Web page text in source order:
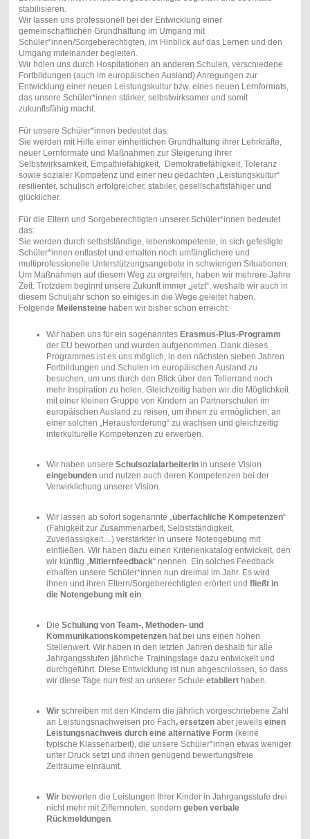
stabilisieren.
Wir lassen uns professionell bei der Entwicklung einer
gemeinschaftlichen Grundhaltung im Umgang mit
Schüler*innen/Sorgeberechtigten, im Hinblick auf das Lernen und den
Umgang miteinander begleiten.
Wir holen uns durch Hospitationen an anderen Schulen, verschiedene
Fortbildungen (auch im europäischen Ausland) Anregungen zur
Entwicklung einer neuen Leistungskultur bzw. eines neuen Lernformats,
das unsere Schüler*innen stärker, selbstwirksamer und somit
zukunftsfähig macht.
Für unsere Schüler*innen bedeutet das:
Sie werden mit Hilfe einer einheitlichen Grundhaltung ihrer Lehrkräfte,
neuer Lernformate und Maßnahmen zur Steigerung ihrer
Selbstwirksamkeit, Empathiefähigkeit, Demokratiefähigkeit, Toleranz
sowie sozialer Kompetenz und einer neu gedachten „Leistungskultur“
resilienter, schulisch erfolgreicher, stabiler, gesellschaftsfähiger und
glücklicher.
Für die Eltern und Sorgeberechtigten unserer Schüler*innen bedeutet
das:
Sie werden durch selbstständige, lebenskompetente, in sich gefestigte
Schüler*innen entlastet und erhalten noch umfänglichere und
multiprofessionelle Unterstützungsangebote in schwierigen Situationen.
Um Maßnahmen auf diesem Weg zu ergreifen, haben wir mehrere Jahre
Zeit. Trotzdem beginnt unsere Zukunft immer „jetzt“, weshalb wir auch in
diesem Schuljahr schon so einiges in die Wege geleitet haben.
Folgende Meilensteinehaben wir bisher schon erreicht:
Wir haben uns für ein sogenanntes Erasmus-Plus-Programm
der EU beworben und wurden aufgenommen. Dank dieses
Programmes ist es uns möglich, in den nächsten sieben Jahren
Fortbildungen und Schulen im europäischen Ausland zu
besuchen, um uns durch den Blick über den Tellerrand noch
mehr Inspiration zu holen. Gleichzeitig haben wir die Möglichkeit
mit einer kleinen Gruppe von Kindern an Partnerschulen im
europäischen Ausland zu reisen, um ihnen zu ermöglichen, an
einer solchen „Herausforderung“ zu wachsen und gleichzeitig
interkulturelle Kompetenzen zu erwerben.
Wir haben unsere Schulsozialarbeiterinin unsere Vision
eingebundenund nutzen auch deren Kompetenzen bei der
Verwirklichung unserer Vision.
Wir lassen ab sofort sogenannte „ überfachliche Kompetenzen“
(Fähigkeit zur Zusammenarbeit, Selbstständigkeit,
Zuverlässigkeit…) verstärkter in unsere Notengebung mit
einfließen. Wir haben dazu einen Kriterienkatalog entwickelt, den
wir künftig „ Mitlernfeedback“ nennen. Ein solches Feedback
erhalten unsere Schüler*innen nun dreimal im Jahr. Es wird
ihnen und ihren Eltern/Sorgeberechtigten erörtert und fließt in
die Notengebung mit ein.
Die Schulung von Team-, Methoden- und
Kommunikationskompetenzenhat bei uns einen hohen
Stellenwert. Wir haben in den letzten Jahren deshalb für alle
Jahrgangsstufen jährliche Trainingstage dazu entwickelt und
durchgeführt. Diese Entwicklung ist nun abgeschlossen, so dass
wir diese Tage nun fest an unserer Schule etablierthaben.
Wirschreiben mit den Kindern die jährlich vorgeschriebene Zahl
an Leistungsnachweisen pro Fach, ersetzenaber jeweils einen
Leistungsnachweis durch eine alternative Form (keine
typische Klassenarbeit), die unsere Schüler*innen etwas weniger
unter Druck setzt und ihnen genügend bewertungsfreie
Zeiträume einräumt.
Wirbewerten die Leistungen Ihrer Kinder in Jahrgangsstufe drei
nicht mehr mit Ziffernnoten, sondern geben verbale
Rückmeldungen.